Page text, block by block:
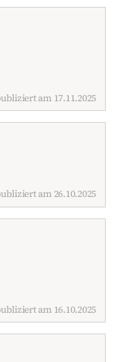
am 17.11.2025
am 26.10.2025
am 16.10.2025